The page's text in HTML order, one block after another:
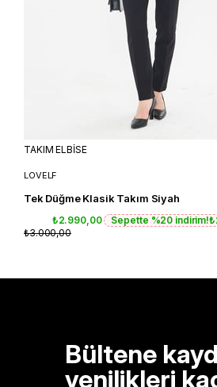
TAKIM ELBİSE
LOVELF
Tek Düğme Klasik Takım Siyah
₺2.990,00 Sepette %20 indirim!
₺3.000,00
Bültene
yenilikleri